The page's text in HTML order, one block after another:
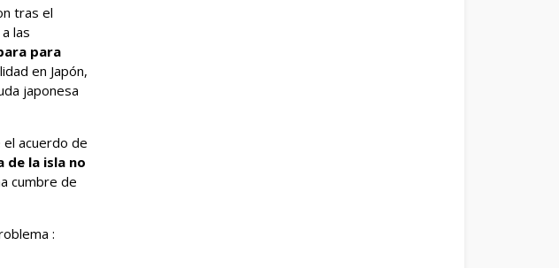
tras el
las
para
en Japón,
japonesa
acuerdo de
de la isla no
cumbre de
: